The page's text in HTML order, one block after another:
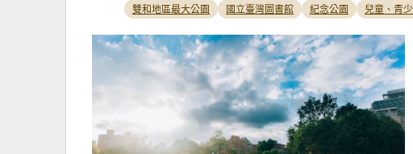
雙和地區最大公園 國立臺灣圖書館 紀念公園 兒童、青